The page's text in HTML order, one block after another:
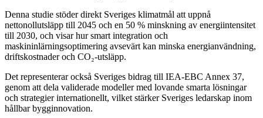
Denna studie stöder direkt Sveriges klimatmål att uppnå
nettonollutsläpp till 2045 och en 50 % minskning av energiintensitet
till 2030, och visar hur smart integration och
maskininlärningsoptimering avsevärt kan minska energianvändning,
driftskostnader och CO₂-utsläpp.
Det representerar också Sveriges bidrag till IEA-EBC Annex 37,
genom att dela validerade modeller med lovande smarta lösningar
och strategier internationellt, vilket stärker Sveriges ledarskap inom
hållbar bygginnovation.